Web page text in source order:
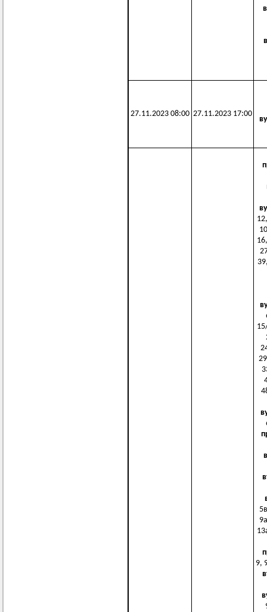
27.11.2023 08:00 27.11.2023 17:00
9,